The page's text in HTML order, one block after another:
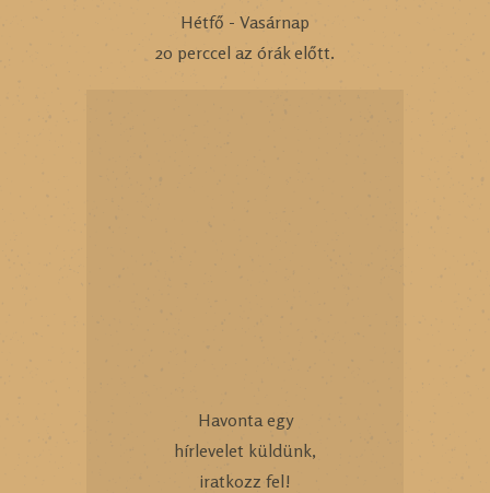
Hétfő - Vasárnap
20 perccel az órák előtt.
Havonta egy
hírlevelet küldünk,
iratkozz fel!